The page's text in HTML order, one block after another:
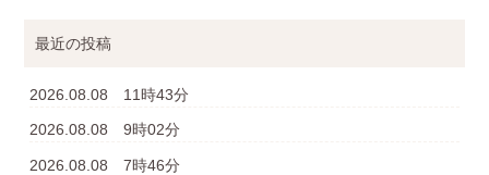
最近の投稿
2026.08.08 11時43分
2026.08.08 9時02分
2026.08.08 7時46分